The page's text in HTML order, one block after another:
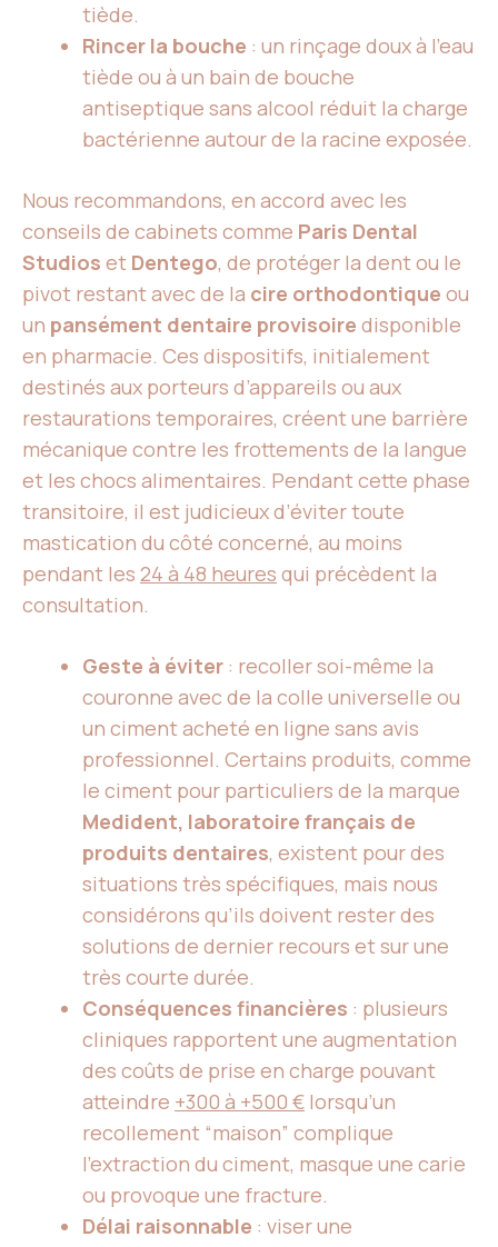
tiède.
Rincer la bouche : un rinçage doux à l’eau
tiède ou à un bain de bouche
antiseptique sans alcool réduit la charge
bactérienne autour de la racine exposée.
Nous recommandons, en accord avec les
conseils de cabinets comme Paris Dental
Studios et Dentego, de protéger la dent ou le
pivot restant avec de la cire orthodontique ou
un pansément dentaire provisoire disponible
en pharmacie. Ces dispositifs, initialement
destinés aux porteurs d’appareils ou aux
restaurations temporaires, créent une barrière
mécanique contre les frottements de la langue
et les chocs alimentaires. Pendant cette phase
transitoire, il est judicieux d’éviter toute
mastication du côté concerné, au moins
pendant les 24 à 48 heures qui précèdent la
consultation.
Geste à éviter : recoller soi-même la
couronne avec de la colle universelle ou
un ciment acheté en ligne sans avis
professionnel. Certains produits, comme
le ciment pour particuliers de la marque
Medident, laboratoire français de
produits dentaires, existent pour des
situations très spécifiques, mais nous
considérons qu’ils doivent rester des
solutions de dernier recours et sur une
très courte durée.
Conséquences financières : plusieurs
cliniques rapportent une augmentation
des coûts de prise en charge pouvant
atteindre +300 à +500 € lorsqu’un
recollement “maison” complique
l’extraction du ciment, masque une carie
ou provoque une fracture.
Délai raisonnable : viser une